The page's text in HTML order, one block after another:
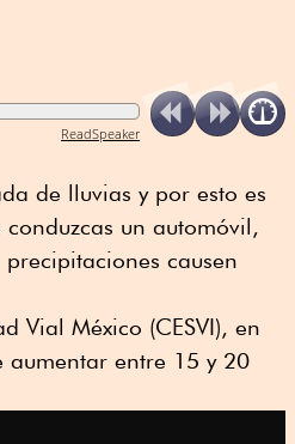
ReadSpeaker
de lluvias y por esto es
un automóvil,
causen
Vial México (CESVI), en
aumentar entre 15 y 20